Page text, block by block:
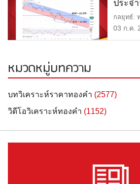
ประจ
2569
กลยุทธ์:
แนวต้าน:
03 ก.ค.
หมวดหมู่บทความ
บทวิเคราะห์ราคาทองคำ (2577)
วิดีโอวิเคราะห์ทองคำ (1152)